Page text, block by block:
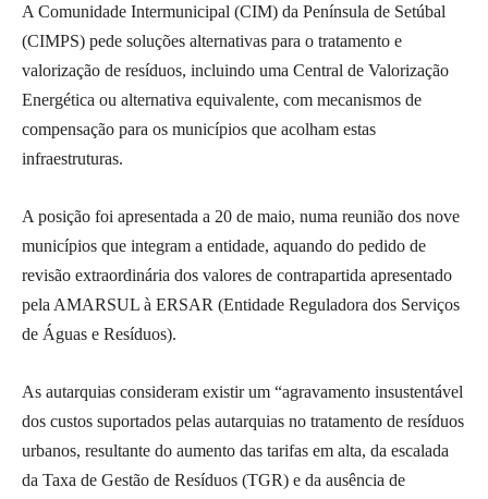
A Comunidade Intermunicipal (CIM) da Península de Setúbal
(CIMPS) pede soluções alternativas para o tratamento e
valorização de resíduos, incluindo uma Central de Valorização
Energética ou alternativa equivalente, com mecanismos de
compensação para os municípios que acolham estas
infraestruturas.
A posição foi apresentada a 20 de maio, numa reunião dos nove
municípios que integram a entidade, aquando do pedido de
revisão extraordinária dos valores de contrapartida apresentado
pela AMARSUL à ERSAR (Entidade Reguladora dos Serviços
de Águas e Resíduos).
As autarquias consideram existir um “agravamento insustentável
dos custos suportados pelas autarquias no tratamento de resíduos
urbanos, resultante do aumento das tarifas em alta, da escalada
da Taxa de Gestão de Resíduos (TGR) e da ausência de